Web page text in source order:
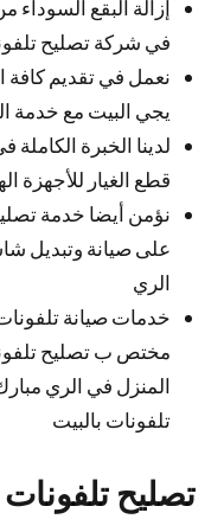
إزالة البقع السوداء
في شركة تصليح
نعمل في تقديم
يجي البيت مع خدمة
لدينا الخبرة
قطع الغيار للأجهزة
نؤمن أيضا خدمة
على صيانة وتبديل
الري
خدمات صيانة
مختص ب تصليح
المنزل في الري
تلفونات بالبيت
تصليح